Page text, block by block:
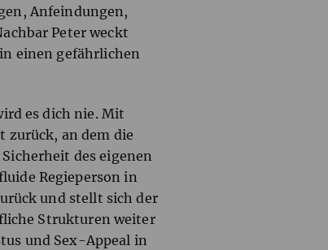
Anfeindungen,
Peter weckt
einen gefährlichen
es dich nie. Mit
zurück, an dem die
des eigenen
Regieperson in
und stellt sich der
Strukturen weiter
und Sex-Appeal in